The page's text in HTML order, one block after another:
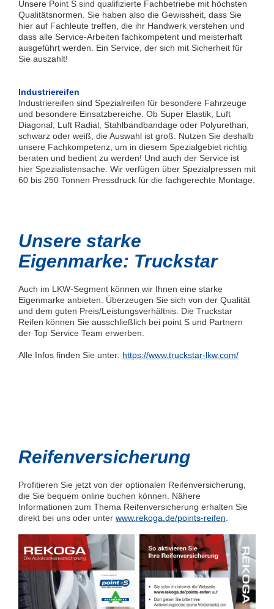
Unsere Point S sind qualifizierte Fachbetriebe mit höchsten
Qualitätsnormen. Sie haben also die Gewissheit, dass Sie
hier auf Fachleute treffen, die ihr Handwerk verstehen und
dass alle Service-Arbeiten fachkompetent und meisterhaft
ausgeführt werden. Ein Service, der sich mit Sicherheit für
Sie auszahlt!
Industriereifen
Industriereifen sind Spezialreifen für besondere Fahrzeuge
und besondere Einsatzbereiche. Ob Super Elastik, Luft
Diagonal, Luft Radial, Stahlbandbandage oder Polyurethan,
schwarz oder weiß, die Auswahl ist groß. Nutzen Sie deshalb
unsere Fachkompetenz, um in diesem Spezialgebiet richtig
beraten und bedient zu werden! Und auch der Service ist
hier Spezialistensache: Wir verfügen über Spezialpressen mit
60 bis 250 Tonnen Pressdruck für die fachgerechte Montage.
Unsere starke
Eigenmarke: Truckstar
Auch im LKW-Segment können wir Ihnen eine starke
Eigenmarke anbieten. Überzeugen Sie sich von der Qualität
und dem guten Preis/Leistungsverhältnis. Die Truckstar
Reifen können Sie ausschließlich bei point S und Partnern
der Top Service Team erwerben.
Alle Infos finden Sie unter: https://www.truckstar-lkw.com/
Reifenversicherung
Profitieren Sie jetzt von der optionalen Reifenversicherung,
die Sie bequem online buchen können. Nähere
Informationen zum Thema Reifenversicherung erhalten Sie
direkt bei uns oder unter www.rekoga.de/points-reifen.